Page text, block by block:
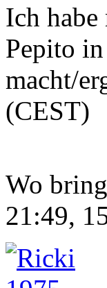
Ich
Pepito
macht/
(CEST)
Wo
21:49,